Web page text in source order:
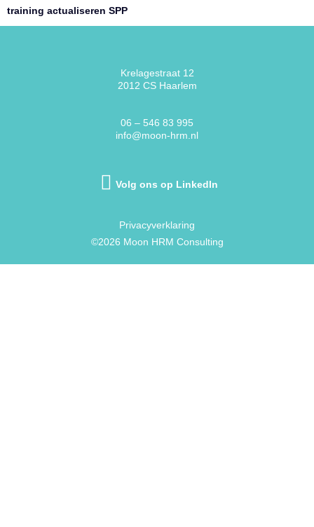
training actualiseren SPP
Krelagestraat 12
2012 CS Haarlem
06 – 546 83 995
info@moon-hrm.nl
Volg ons op LinkedIn
Privacyverklaring
©2026 Moon HRM Consulting